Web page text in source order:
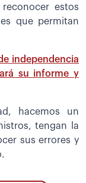
estos
que permitan
independencia
su informe y
hacemos un
tengan la
sus errores y